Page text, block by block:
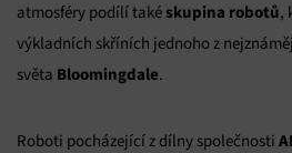
atmosféry podílí také skupina robotů,
výkladních skříních jednoho z
světa Bloomingdale.
Roboti pocházející z dílny společnosti